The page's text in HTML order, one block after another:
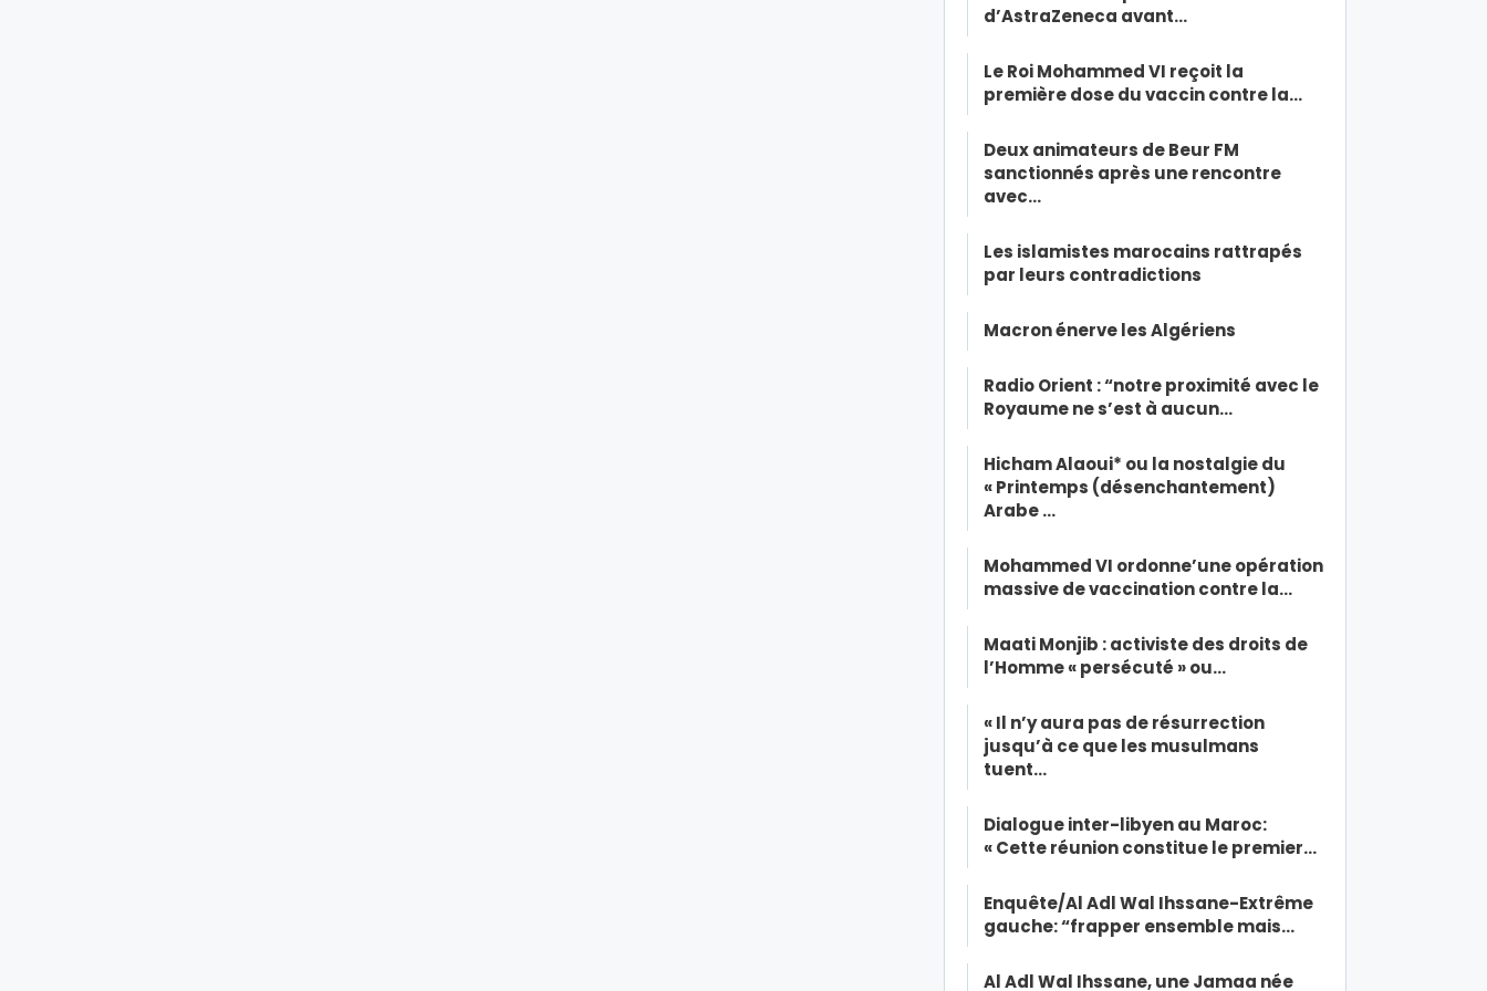
d’AstraZeneca avant…
Le Roi Mohammed VI reçoit la
première dose du vaccin contre la…
Deux animateurs de Beur FM
sanctionnés après une rencontre
avec…
Les islamistes marocains rattrapés
par leurs contradictions
Macron énerve les Algériens
Radio Orient : “notre proximité avec le
Royaume ne s’est à aucun…
Hicham Alaoui* ou la nostalgie du
« Printemps (désenchantement)
Arabe …
Mohammed VI ordonne’une opération
massive de vaccination contre la…
Maati Monjib : activiste des droits de
l’Homme « persécuté » ou…
« Il n’y aura pas de résurrection
jusqu’à ce que les musulmans
tuent…
Dialogue inter-libyen au Maroc:
« Cette réunion constitue le premier…
Enquête/Al Adl Wal Ihssane-Extrême
gauche: “frapper ensemble mais…
Al Adl Wal Ihssane, une Jamaa née